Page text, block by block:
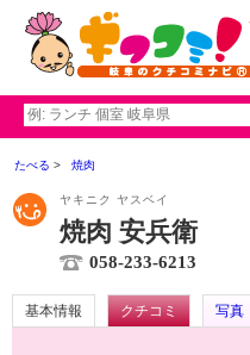
たべる 焼肉
ヤキニク ヤスベイ
焼肉 安兵衛
058-233-6213
基本情報 クチコミ
写真